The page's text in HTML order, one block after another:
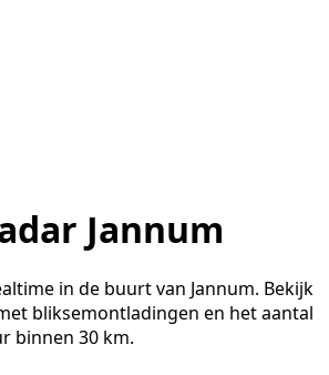
Jannum
in de buurt van Jannum. Bekijk
bliksemontladingen en het aantal
binnen 30 km.